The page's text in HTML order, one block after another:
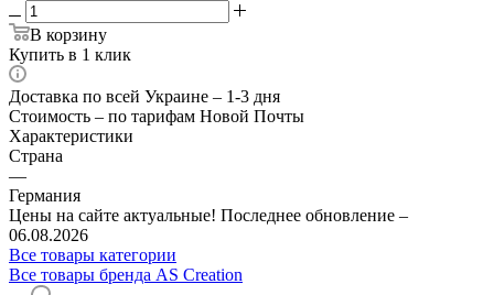
В корзину
Купить в 1 клик
Доставка по всей Украине – 1-3 дня
Стоимость – по тарифам Новой Почты
Характеристики
Страна
—
Германия
Цены на сайте актуальные! Последнее обновление –
06.08.2026
Все товары категории
Все товары бренда AS Creation